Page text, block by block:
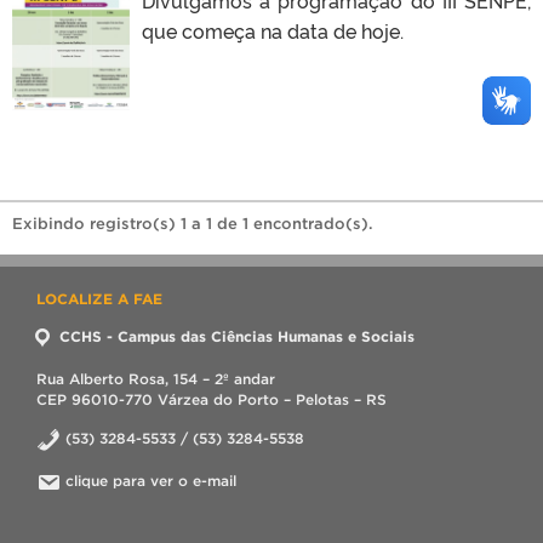
que começa na data de hoje.
Exibindo registro(s) 1 a 1 de 1 encontrado(s).
LOCALIZE A FAE
CCHS - Campus das Ciências Humanas e Sociais
Rua Alberto Rosa, 154 – 2º andar
CEP 96010-770 Várzea do Porto – Pelotas – RS
(53) 3284-5533 / (53) 3284-5538
clique para ver o e-mail